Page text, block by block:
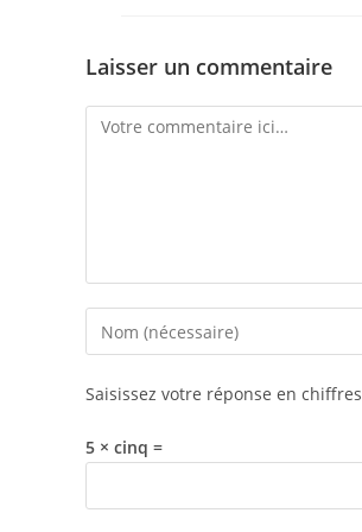
Laisser un commentaire
Comment
Enter
your
username
to
Saisissez votre réponse en chiffres
5 × cinq =